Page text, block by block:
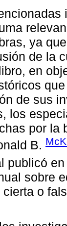
ya
de la
en
de sus
los
por la
B.
publicó
sobre
o